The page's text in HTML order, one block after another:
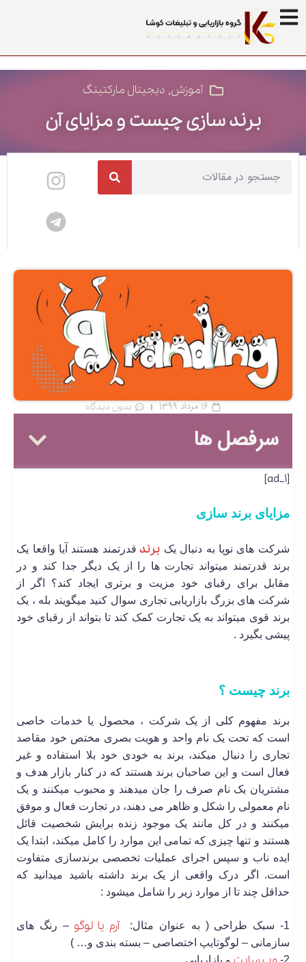
آموزش, دیجیتال مارکتینگ
برند سازی چیست و مزایای آن
16 مرداد 1399 بدون دیدگاه
سرفصل ها
[ad_1]
مزایای برند سازی
شرکت های نوپا به دنبال یک برند قدرتمند هستند آیا واقعا یک
برند قدرتمند میتواند تجارت ها را از یک دیگر جدا کند و در
مقابل برای رقبای خود مزیت و برتری ایجاد کند؟ اگر از
شرکت های بزرگ بازاریابی تجاری سوال کنید میگویند بله ، یک
برند قوی میتواند به یک تجارت کمک کند تا بتواند از رقبای خود
پیشی بگیرد .
برند چیست ؟
برند مفهوم کلی از یک شرکت ، محصول یا خدمات خاصی
است که تحت یک نام واحد و هویت بصری مختص خود مقاصد
تجاری را دنبال میکند، برند به خودی خود بلا استفاده و غیر
فعال است و این صاحبان برند هستند که در کنار بازار هدف و
مشتریان یک نام صرف را جان میدهند و محبوب میکنند و یک
نام معمولی را شکل و ظاهر می دهند، در تجارت فعال و موفق
میکنند و در کل مانند یک موجود زنده برایش شخصیت قائل
هستند و تنها چیزی که تمامی این موارد را کامل میکند، ابتدا یک
ایده ناب و سپس اجرای عملیات تخصصی برندسازی متفاوت
است. اگر درک واقعی از یک برند داشته باشید میدانید که
حداقل چند تا از موارد زیر را شامل میشود :
1- سبک طراحی ( به عنوان مثال: آرم یا لوگو – رنگ های
سازمانی – لوگوتایپ اختصاصی – بسته بندی و… )
2-
و بازاریابی